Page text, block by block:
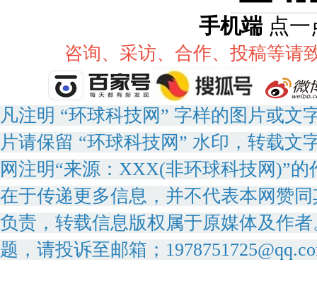
手机端 点
咨询、采访、合作、投稿等请
凡注明 “环球科技网” 字样的图片或文
片请保留 “环球科技网” 水印，转载文
网注明“来源：XXX(非环球科技网)”
在于传递更多信息，并不代表本网赞
负责，转载信息版权属于原媒体及作
题，请投诉至邮箱；